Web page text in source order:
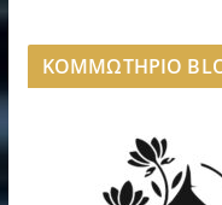
ΚΟΜΜΩΤΗΡΙΟ